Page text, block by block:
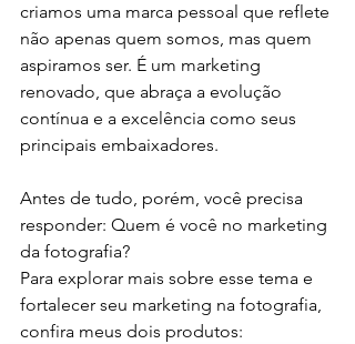
criamos uma marca pessoal que reflete
não apenas quem somos, mas quem
aspiramos ser. É um marketing
renovado, que abraça a evolução
contínua e a excelência como seus
principais embaixadores.
Antes de tudo, porém, você precisa
responder: Quem é você no marketing
da fotografia?
Para explorar mais sobre esse tema e
fortalecer seu marketing na fotografia,
confira meus dois produtos: